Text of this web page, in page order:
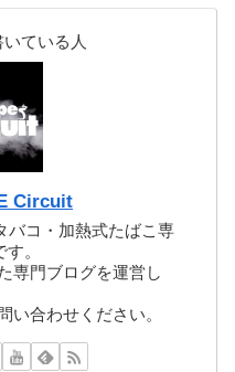
ている人
Circuit
バコ・加熱式たばこ専
。
専門ブログを運営し
い合わせください。